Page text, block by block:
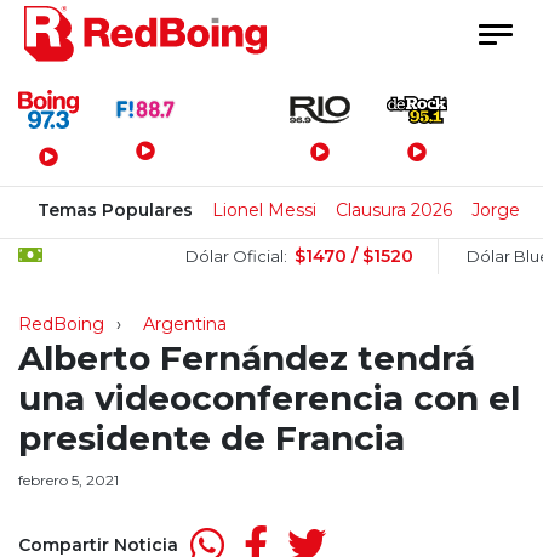
Menú Principal
Temas Populares Lionel Messi Clausura 2026 Jorge
Dólar Oficial: $1470 / $1520 Dólar Blue:
RedBoing Argentina
Alberto Fernández tendrá
una videoconferencia con el
presidente de Francia
febrero 5, 2021
Compartir Noticia